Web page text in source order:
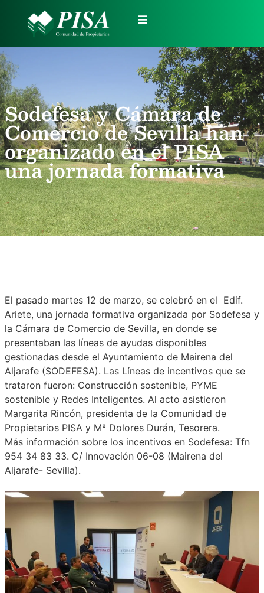
Sodefesa y Cámara de
Comercio de Sevilla han
organizado en el PISA
una jornada formativa
El pasado martes 12 de marzo, se celebró en el Edif.
Ariete, una jornada formativa organizada por Sodefesa y
la Cámara de Comercio de Sevilla, en donde se
presentaban las líneas de ayudas disponibles
gestionadas desde el Ayuntamiento de Mairena del
Aljarafe (SODEFESA). Las Líneas de incentivos que se
trataron fueron: Construcción sostenible, PYME
sostenible y Redes Inteligentes. Al acto asistieron
Margarita Rincón, presidenta de la Comunidad de
Propietarios PISA y Mª Dolores Durán, Tesorera.
Más información sobre los incentivos en Sodefesa: Tfn
954 34 83 33. C/ Innovación 06-08 (Mairena del
Aljarafe- Sevilla).